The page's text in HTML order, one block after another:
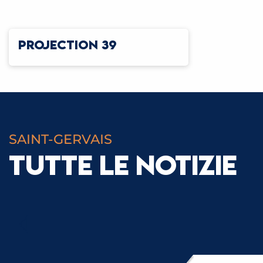
PROJECTION 39
SAINT-GERVAIS
TUTTE LE NOTIZIE